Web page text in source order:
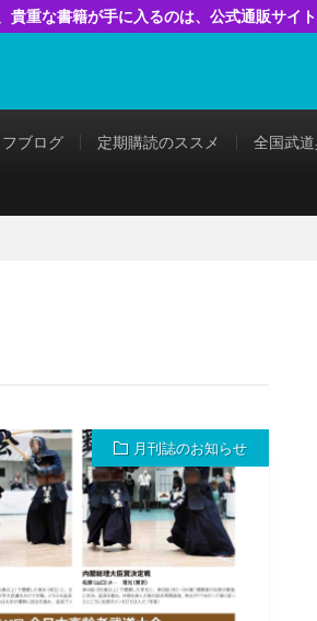
重な書籍が手に入るのは、公式通販サイト
ブログ 定期購読のススメ 全国武
月刊誌のお知らせ